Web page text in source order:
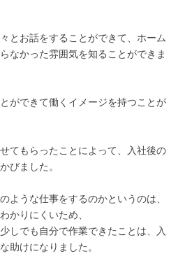
とお話をすることができて、ホーム
なかった雰囲気を知ることができま
ができて働くイメージを持つことが
てもらったことによって、入社後の
びました。
ような仕事をするのかというのは、
かりにくいため、
しでも自分で作業できたことは、入
助けになりました。